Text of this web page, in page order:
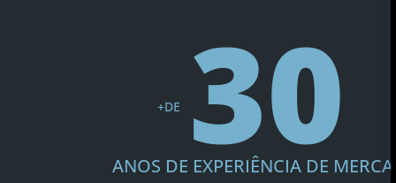
+DE 30
ANOS DE EXPERIÊNCIA DE